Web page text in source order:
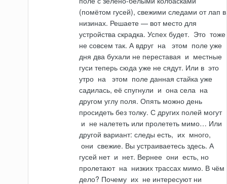
(помётом гусей), свежими следами от лап в
низинах. Решаете — вот место для
устройства скрадка. Успех будет. Это тоже
не совсем так. А вдруг на этом поле уже
дня два бухали не переставая и местные
гуси теперь сюда уже не сядут. Или в это
утро на этом поле данная стайка уже
садилась, её спугнули и она села на
другом углу поля. Опять можно день
просидеть без толку. С других полей могут
и не налететь или пролететь мимо… Или
другой вариант: следы есть, их много,
они свежие. Вы устраиваетесь здесь. А
гусей нет и нет. Вернее они есть, но
пролетают на низких трассах мимо. В чём
дело? Почему их не интересуют ни